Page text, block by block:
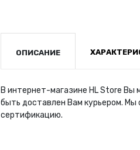
ОПИСАНИЕ
В интернет-магазине HL Store Вы
быть доставлен Вам курьером.
сертификацию.